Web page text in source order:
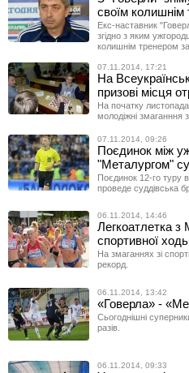
своїм колишнім
Екс-наставник
згідно з яким
колишнім тренером
07.11.2014, 17:21
На
призові місця
На початку листопада
молодіжні змаганння
07.11.2014, 09:26
Поєдинок між
"Металургом"
Поєдинок 12-го туру
проведе суддівська
06.11.2014, 14:46
Легкоатлетка з
спортивної
На змаганнях зі
рекорд.
06.11.2014, 13:42
«Говерла» -
Сьогоднішні
разів.
06.11.2014, 09:33